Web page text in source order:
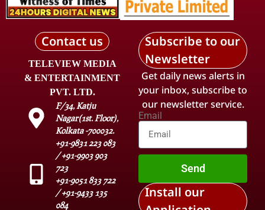
Contact us
TELEVIEW MEDIA
& ENTERTAINMENT
PVT. LTD.
F/34, Katju
Nagar(1st. Floor),
Kolkata -700032.
+91-9831 223 083
/ +91-9903 903
723
+91-9051 833 722
/ +91-9433 135
084
Subscribe to our
Newsletter
Get daily news alerts in
your inbox, subscribe to
our newsletter service.
Email
Send
Install our